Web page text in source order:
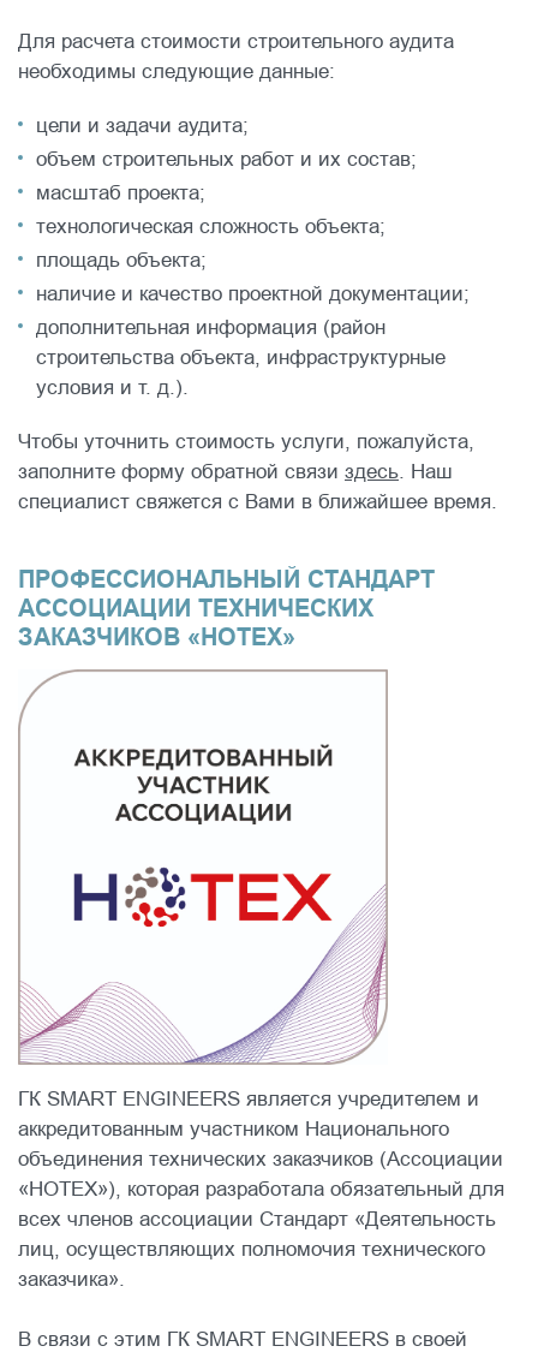
Для расчета стоимости строительного аудита
необходимы следующие данные:
цели и задачи аудита;
объем строительных работ и их состав;
масштаб проекта;
технологическая сложность объекта;
площадь объекта;
наличие и качество проектной документации;
дополнительная информация (район
строительства объекта, инфраструктурные
условия и т. д.).
Чтобы уточнить стоимость услуги, пожалуйста,
заполните форму обратной связи здесь . Наш
специалист свяжется с Вами в ближайшее время.
ПРОФЕССИОНАЛЬНЫЙ СТАНДАРТ
АССОЦИАЦИИ ТЕХНИЧЕСКИХ
ЗАКАЗЧИКОВ «НОТЕХ»
ГК SMART ENGINEERS является учредителем и
аккредитованным участником Национального
объединения технических заказчиков (Ассоциации
«НОТЕХ»), которая разработала обязательный для
всех членов ассоциации Стандарт «Деятельность
лиц, осуществляющих полномочия технического
заказчика».
В связи с этим ГК SMART ENGINEERS в своей